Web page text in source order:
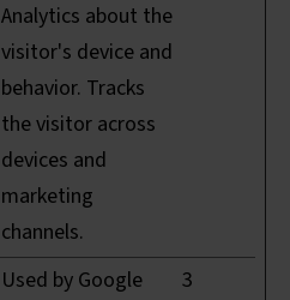
Analytics about the
visitor's device and
behavior. Tracks
the visitor across
devices and
marketing
channels.
Used by Google
3